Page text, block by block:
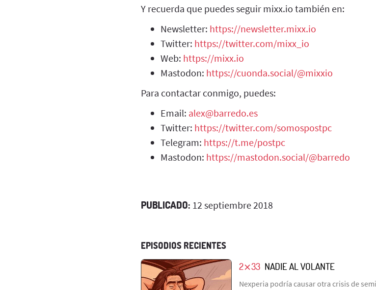
Y recuerda que puedes seguir mixx.io también en:
Newsletter: https://newsletter.mixx.io
Twitter: https://twitter.com/mixx_io
Web: https://mixx.io
Mastodon: https://cuonda.social/@mixxio
Para contactar conmigo, puedes:
Email: alex@barredo.es
Twitter: https://twitter.com/somospostpc
Telegram: https://t.me/postpc
Mastodon: https://mastodon.social/@barredo
PUBLICADO: 12 septiembre 2018
EPISODIOS RECIENTES
2⨯33 NADIE AL VOLANTE
Nexperia podría causar otra crisis de